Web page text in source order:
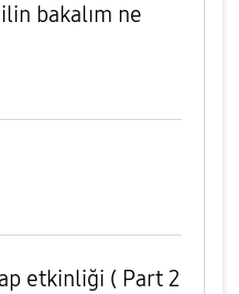
bakalım ne
etkinliği ( Part 2